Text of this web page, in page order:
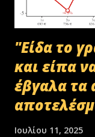
"Είδα το
και είπα
έβγαλα τα
Ιουλίου 11, 2025